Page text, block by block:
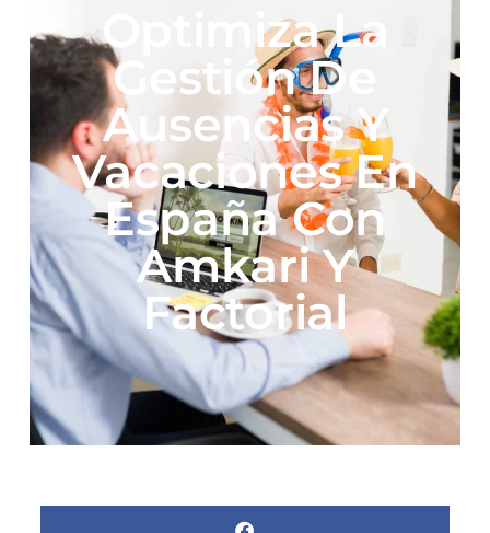
Optimiza La
Gestión De
Ausencias Y
Vacaciones En
España Con
Amkari Y
Factorial